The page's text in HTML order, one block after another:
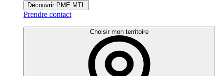
Découvrir PME MTL
Prendre contact
Choisir mon territoire